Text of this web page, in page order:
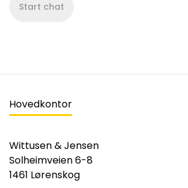
Start chat
Hovedkontor
Wittusen & Jensen
Solheimveien 6-8
1461 Lørenskog